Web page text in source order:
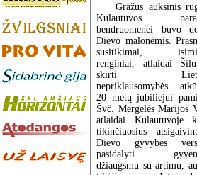
Gražus auksinis
Kulautuvos
bendruomenei buvo
Dievo malonėmis.
susitikimai,
renginiai, atlaidai
skirti
nepriklausomybės
20 metų jubiliejui
Švč. Mergelės Marijos
atlaidai Kulautuvoje
tikinčiuosius
Dievo gyvybės
pasidalyti
džiaugsmu su artimu,